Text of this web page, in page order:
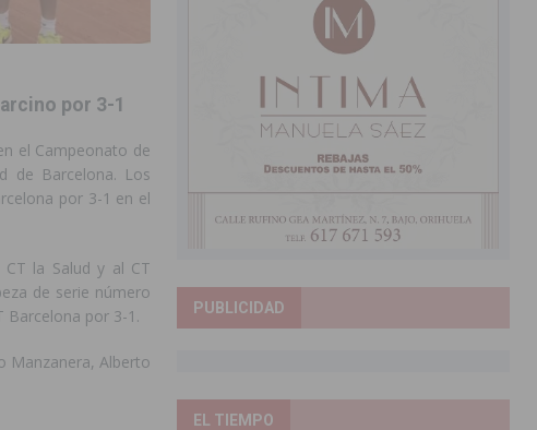
por 3-1
el Campeonato de
de Barcelona. Los
por 3-1 en el
la Salud y al CT
de serie número
Barcelona por 3-1.
Manzanera, Alberto
PUBLICIDAD
EL TIEMPO